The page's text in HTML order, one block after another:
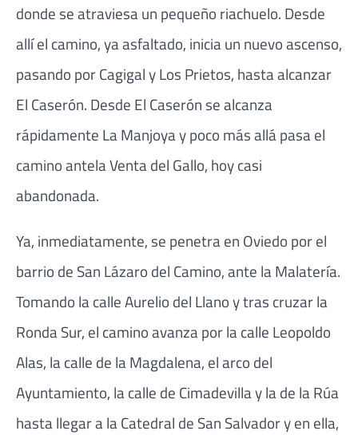
donde se atraviesa un pequeño riachuelo. Desde
allí el camino, ya asfaltado, inicia un nuevo ascenso,
pasando por Cagigal y Los Prietos, hasta alcanzar
El Caserón. Desde El Caserón se alcanza
rápidamente La Manjoya y poco más allá pasa el
camino antela Venta del Gallo, hoy casi
abandonada.
Ya, inmediatamente, se penetra en Oviedo por el
barrio de San Lázaro del Camino, ante la Malatería.
Tomando la calle Aurelio del Llano y tras cruzar la
Ronda Sur, el camino avanza por la calle Leopoldo
Alas, la calle de la Magdalena, el arco del
Ayuntamiento, la calle de Cimadevilla y la de la Rúa
hasta llegar a la Catedral de San Salvador y en ella,